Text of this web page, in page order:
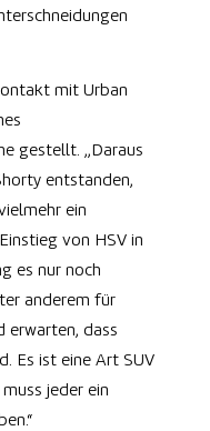
mit Urban
gestellt. „Daraus
entstanden,
ein
von HSV in
es nur noch
anderem für
erwarten, dass
Es ist eine Art SUV
jeder ein